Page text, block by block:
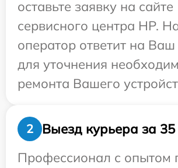
оставьте заявку на сайте
сервисного центра HP.
оператор ответит на Ваш
для уточнения
ремонта Вашего
2
Выезд курьера за 35
Профессионал с опытом